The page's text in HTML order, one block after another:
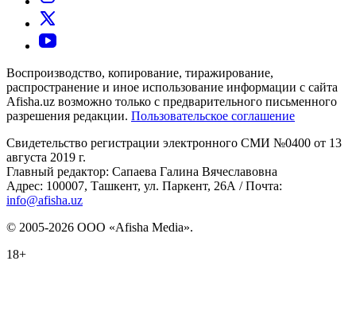
Воспроизводство, копирование, тиражирование,
распространение и иное использование информации с сайта
Afisha.uz возможно только с предварительного письменного
разрешения редакции. Пользовательское соглашение
Свидетельство регистрации электронного СМИ №0400 от 13
августа 2019 г.
Главный редактор: Сапаева Галина Вячеславовна
Адрес: 100007, Ташкент, ул. Паркент, 26А / Почта:
info@afisha.uz
© 2005-2026 ООО «Afisha Media».
18+